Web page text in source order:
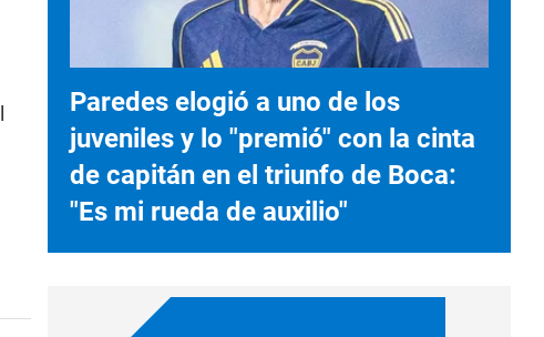
Paredes elogió a uno de los
juveniles y lo "premió" con la cinta
de capitán en el triunfo de Boca:
"Es mi rueda de auxilio"